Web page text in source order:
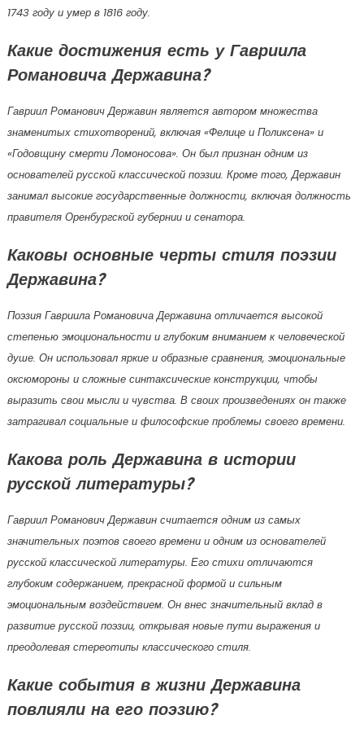
1743 году и умер в 1816 году.
Какие достижения есть у Гавриила
Романовича Державина?
Гавриил Романович Державин является автором множества
знаменитых стихотворений, включая «Фелице и Поликсена» и
«Годовщину смерти Ломоносова». Он был признан одним из
основателей русской классической поэзии. Кроме того, Державин
занимал высокие государственные должности, включая должность
правителя Оренбургской губернии и сенатора.
Каковы основные черты стиля поэзии
Державина?
Поэзия Гавриила Романовича Державина отличается высокой
степенью эмоциональности и глубоким вниманием к человеческой
душе. Он использовал яркие и образные сравнения, эмоциональные
оксюмороны и сложные синтаксические конструкции, чтобы
выразить свои мысли и чувства. В своих произведениях он также
затрагивал социальные и философские проблемы своего времени.
Какова роль Державина в истории
русской литературы?
Гавриил Романович Державин считается одним из самых
значительных поэтов своего времени и одним из основателей
русской классической литературы. Его стихи отличаются
глубоким содержанием, прекрасной формой и сильным
эмоциональным воздействием. Он внес значительный вклад в
развитие русской поэзии, открывая новые пути выражения и
преодолевая стереотипы классического стиля.
Какие события в жизни Державина
повлияли на его поэзию?